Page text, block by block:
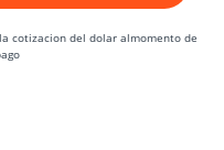
cotizacion del dolar almomento de